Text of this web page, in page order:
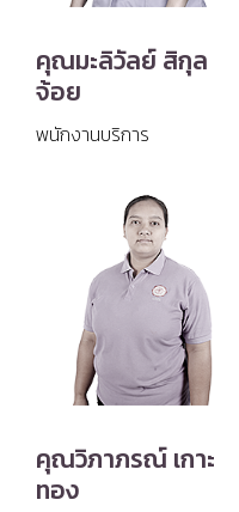
คุณมะลิวัลย์ สิกุล
จ้อย
พนักงานบริการ
คุณวิภาภรณ์ เกาะ
ทอง